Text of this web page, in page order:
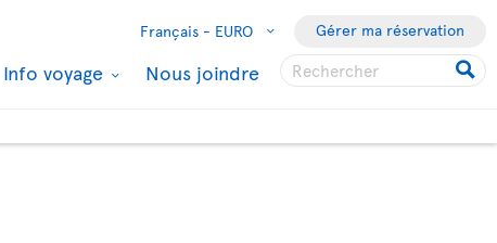
Français - EURO Gérer ma réservation
Info voyage Nous joindre